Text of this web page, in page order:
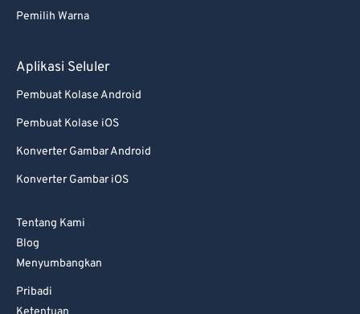
Pemilih Warna
Aplikasi Seluler
Pembuat Kolase Android
Pembuat Kolase iOS
Konverter Gambar Android
Konverter Gambar iOS
Tentang Kami
Blog
Menyumbangkan
Pribadi